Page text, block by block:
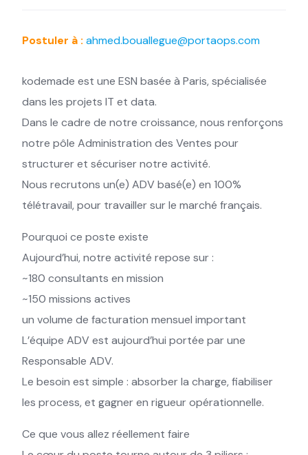
Postuler à : ahmed.bouallegue@portaops.com
kodemade est une ESN basée à Paris, spécialisée
dans les projets IT et data.
Dans le cadre de notre croissance, nous renforçons
notre pôle Administration des Ventes pour
structurer et sécuriser notre activité.
Nous recrutons un(e) ADV basé(e) en 100%
télétravail, pour travailler sur le marché français.
Pourquoi ce poste existe
Aujourd’hui, notre activité repose sur :
~180 consultants en mission
~150 missions actives
un volume de facturation mensuel important
L’équipe ADV est aujourd’hui portée par une
Responsable ADV.
Le besoin est simple : absorber la charge, fiabiliser
les process, et gagner en rigueur opérationnelle.
Ce que vous allez réellement faire